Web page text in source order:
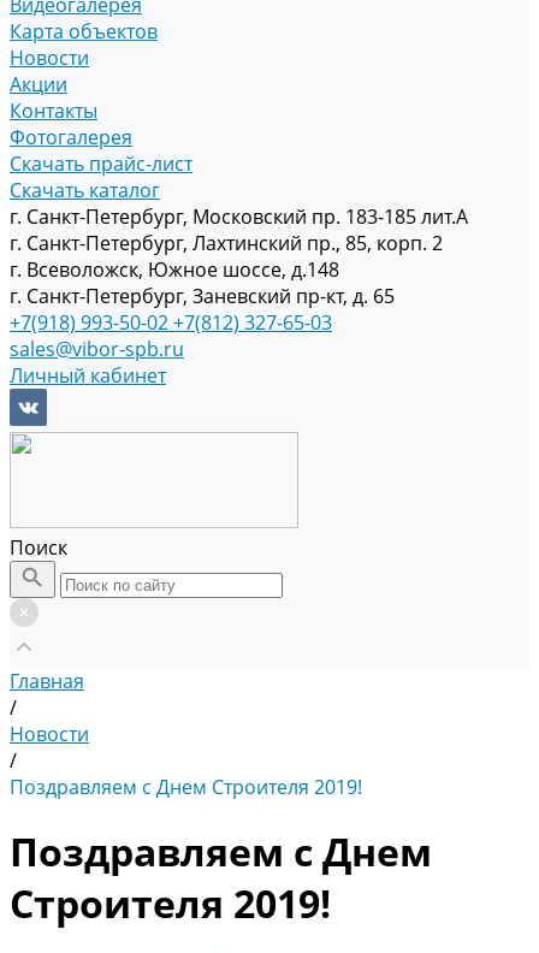
Карта объектов
Новости
Акции
Контакты
Фотогалерея
Скачать прайс-лист
Скачать каталог
г. Санкт-Петербург, Московский пр. 183-185 лит.А
г. Санкт-Петербург, Лахтинский пр., 85, корп. 2
г. Всеволожск, Южное шоссе, д.148
г. Санкт-Петербург, Заневский пр-кт, д. 65
+7(918) 993-50-02+7(812) 327-65-03
sales@vibor-spb.ru
Личный кабинет
Поиск
Главная
/
Новости
/
Поздравляем с Днем Строителя 2019!
Поздравляем с Днем
Строителя 2019!